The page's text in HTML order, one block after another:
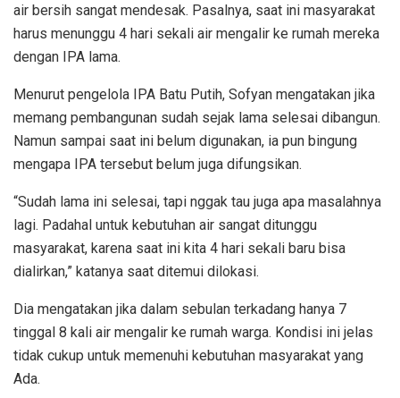
air bersih sangat mendesak. Pasalnya, saat ini masyarakat
harus menunggu 4 hari sekali air mengalir ke rumah mereka
dengan IPA lama.
Menurut pengelola IPA Batu Putih, Sofyan mengatakan jika
memang pembangunan sudah sejak lama selesai dibangun.
Namun sampai saat ini belum digunakan, ia pun bingung
mengapa IPA tersebut belum juga difungsikan.
“Sudah lama ini selesai, tapi nggak tau juga apa masalahnya
lagi. Padahal untuk kebutuhan air sangat ditunggu
masyarakat, karena saat ini kita 4 hari sekali baru bisa
dialirkan,” katanya saat ditemui dilokasi.
Dia mengatakan jika dalam sebulan terkadang hanya 7
tinggal 8 kali air mengalir ke rumah warga. Kondisi ini jelas
tidak cukup untuk memenuhi kebutuhan masyarakat yang
Ada.